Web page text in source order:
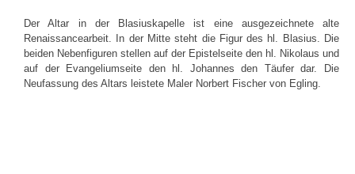
Der Altar in der Blasiuskapelle ist eine ausgezeichnete alte
Renaissancearbeit. In der Mitte steht die Figur des hl. Blasius. Die
beiden Nebenfiguren stellen auf der Epistelseite den hl. Nikolaus und
auf der Evangeliumseite den hl. Johannes den Täufer dar. Die
Neufassung des Altars leistete Maler Norbert Fischer von Egling.